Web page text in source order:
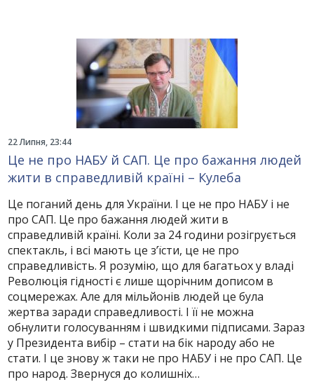
22 Липня, 23:44
Це не про НАБУ й САП. Це про бажання людей
жити в справедливій країні – Кулеба
Це поганий день для України. І це не про НАБУ і не
про САП. Це про бажання людей жити в
справедливій країні. Коли за 24 години розігрується
спектакль, і всі мають це зʼїсти, це не про
справедливість. Я розумію, що для багатьох у владі
Революція гідності є лише щорічним дописом в
соцмережах. Але для мільйонів людей це була
жертва заради справедливості. І її не можна
обнулити голосуванням і швидкими підписами. Зараз
у Президента вибір – стати на бік народу або не
стати. І це знову ж таки не про НАБУ і не про САП. Це
про народ. Звернуся до колишніх…